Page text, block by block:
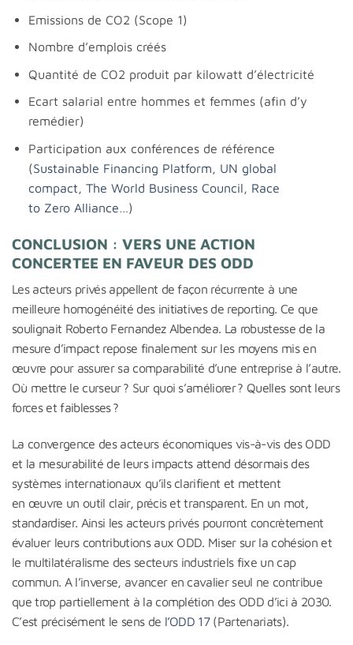
Emissions de CO2 (Scope 1)
Nombre d’emplois créés
Quantité de CO2 produit par kilowatt d’électricité
Ecart salarial entre hommes et femmes (afin d’y
remédier)
Participation aux conférences de référence
(Sustainable Financing Platform, UN global
compact, The World Business Council, Race
to Zero Alliance…)
CONCLUSION : VERS UNE ACTION
CONCERTEE EN FAVEUR DES ODD
Les acteurs privés appellent de façon récurrente à une
meilleure homogénéité des initiatives de reporting. Ce que
soulignait Roberto Fernandez Albendea. La robustesse de la
mesure d’impact repose finalement sur les moyens mis en
œuvre pour assurer sa comparabilité d’une entreprise à l’autre.
Où mettre le curseur ? Sur quoi s’améliorer ? Quelles sont leurs
forces et faiblesses ?
La convergence des acteurs économiques vis-à-vis des ODD
et la mesurabilité de leurs impacts attend désormais des
systèmes internationaux qu’ils clarifient et mettent
en œuvre un outil clair, précis et transparent. En un mot,
standardiser. Ainsi les acteurs privés pourront concrètement
évaluer leurs contributions aux ODD. Miser sur la cohésion et
le multilatéralisme des secteurs industriels fixe un cap
commun. A l’inverse, avancer en cavalier seul ne contribue
que trop partiellement à la complétion des ODD d’ici à 2030.
C’est précisément le sens de l’ODD 17(Partenariats).